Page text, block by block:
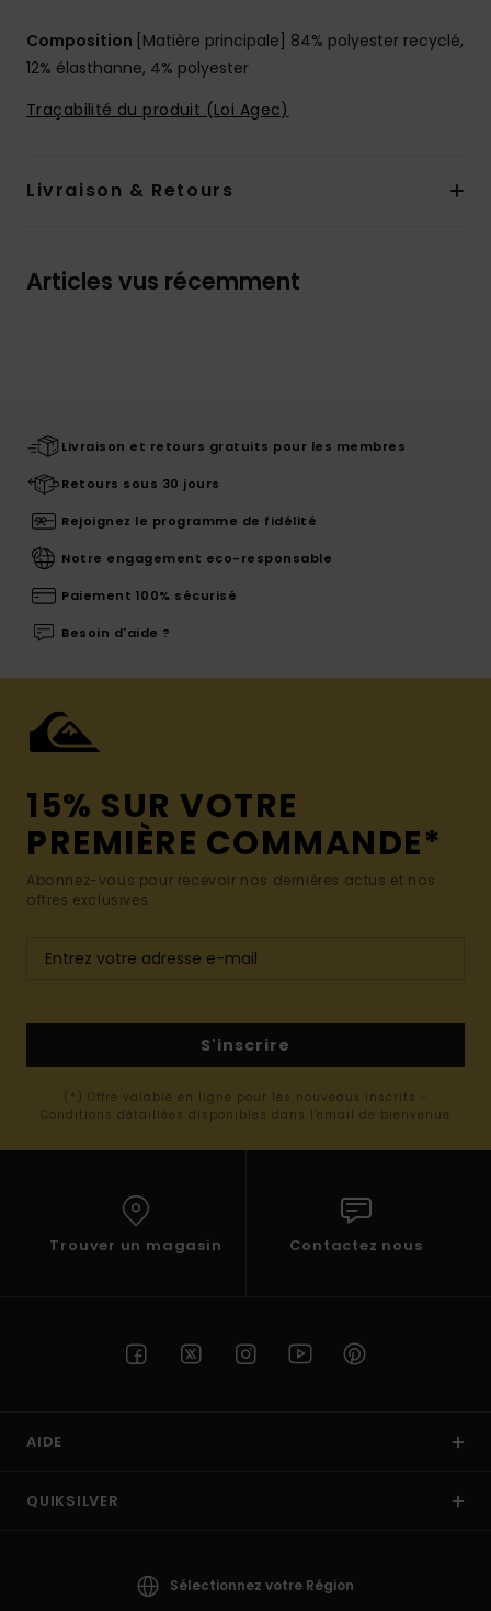
Composition [Matière principale] 84% polyester recyclé,
12% élasthanne, 4% polyester
Traçabilité du produit (Loi Agec)
Livraison & Retours
Articles vus récemment
Livraison et retours gratuits pour les membres
Retours sous 30 jours
Rejoignez le programme de fidélité
Notre engagement eco-responsable
Paiement 100% sécurisé
Besoin d'aide ?
15% SUR VOTRE
PREMIÈRE COMMANDE*
Abonnez-vous pour recevoir nos dernières actus et nos
offres exclusives.
S'inscrire
(*) Offre valable en ligne pour les nouveaux inscrits -
Conditions détaillées disponibles dans l'email de bienvenue
Trouver un magasin Contactez nous
AIDE
QUIKSILVER
Sélectionnez votre Région